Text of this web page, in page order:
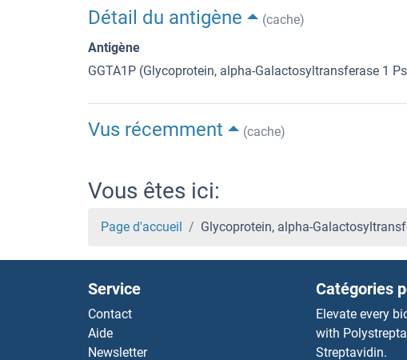
Détail du antigène
(cache)
Antigène
GGTA1P (Glycoprotein, alpha-Galactosyltransferase 1
Vus récemment (cache)
Vous êtes ici:
Page d'accueil Glycoprotein, alpha-
Service
Contact
Aide
Newsletter
Catégories
Elevate every
with
Streptavidin.